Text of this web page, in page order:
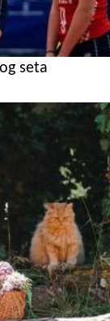
seta